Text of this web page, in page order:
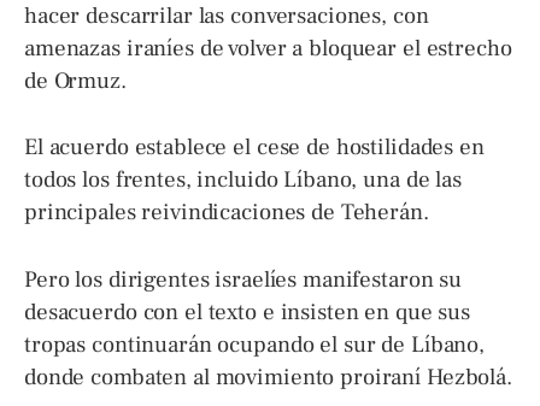
hacer descarrilar las conversaciones, con
amenazas iraníes de volver a bloquear el estrecho
de Ormuz.
El acuerdo establece el cese de hostilidades en
todos los frentes, incluido Líbano, una de las
principales reivindicaciones de Teherán.
Pero los dirigentes israelíes manifestaron su
desacuerdo con el texto e insisten en que sus
tropas continuarán ocupando el sur de Líbano,
donde combaten al movimiento proiraní Hezbolá.